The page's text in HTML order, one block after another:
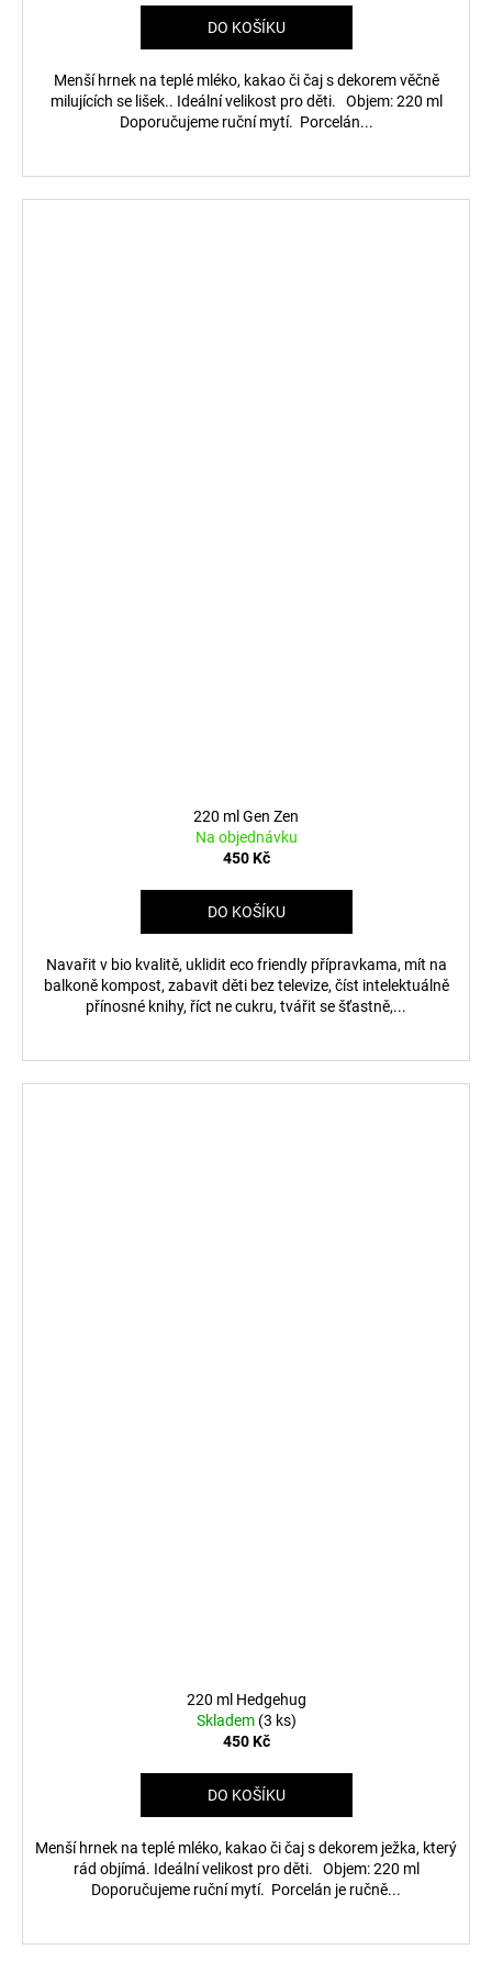
DO KOŠÍKU
Menší hrnek na teplé mléko, kakao či čaj s dekorem věčně
milujících se lišek.. Ideální velikost pro děti. Objem: 220 ml
Doporučujeme ruční mytí. Porcelán...
220 ml Gen Zen
Na objednávku
450 Kč
DO KOŠÍKU
Navařit v bio kvalitě, uklidit eco friendly přípravkama, mít na
balkoně kompost, zabavit děti bez televize, číst intelektuálně
přínosné knihy, říct ne cukru, tvářit se šťastně,...
220 ml Hedgehug
Skladem (3 ks)
450 Kč
DO KOŠÍKU
Menší hrnek na teplé mléko, kakao či čaj s dekorem ježka, který
rád objímá. Ideální velikost pro děti. Objem: 220 ml
Doporučujeme ruční mytí. Porcelán je ručně...